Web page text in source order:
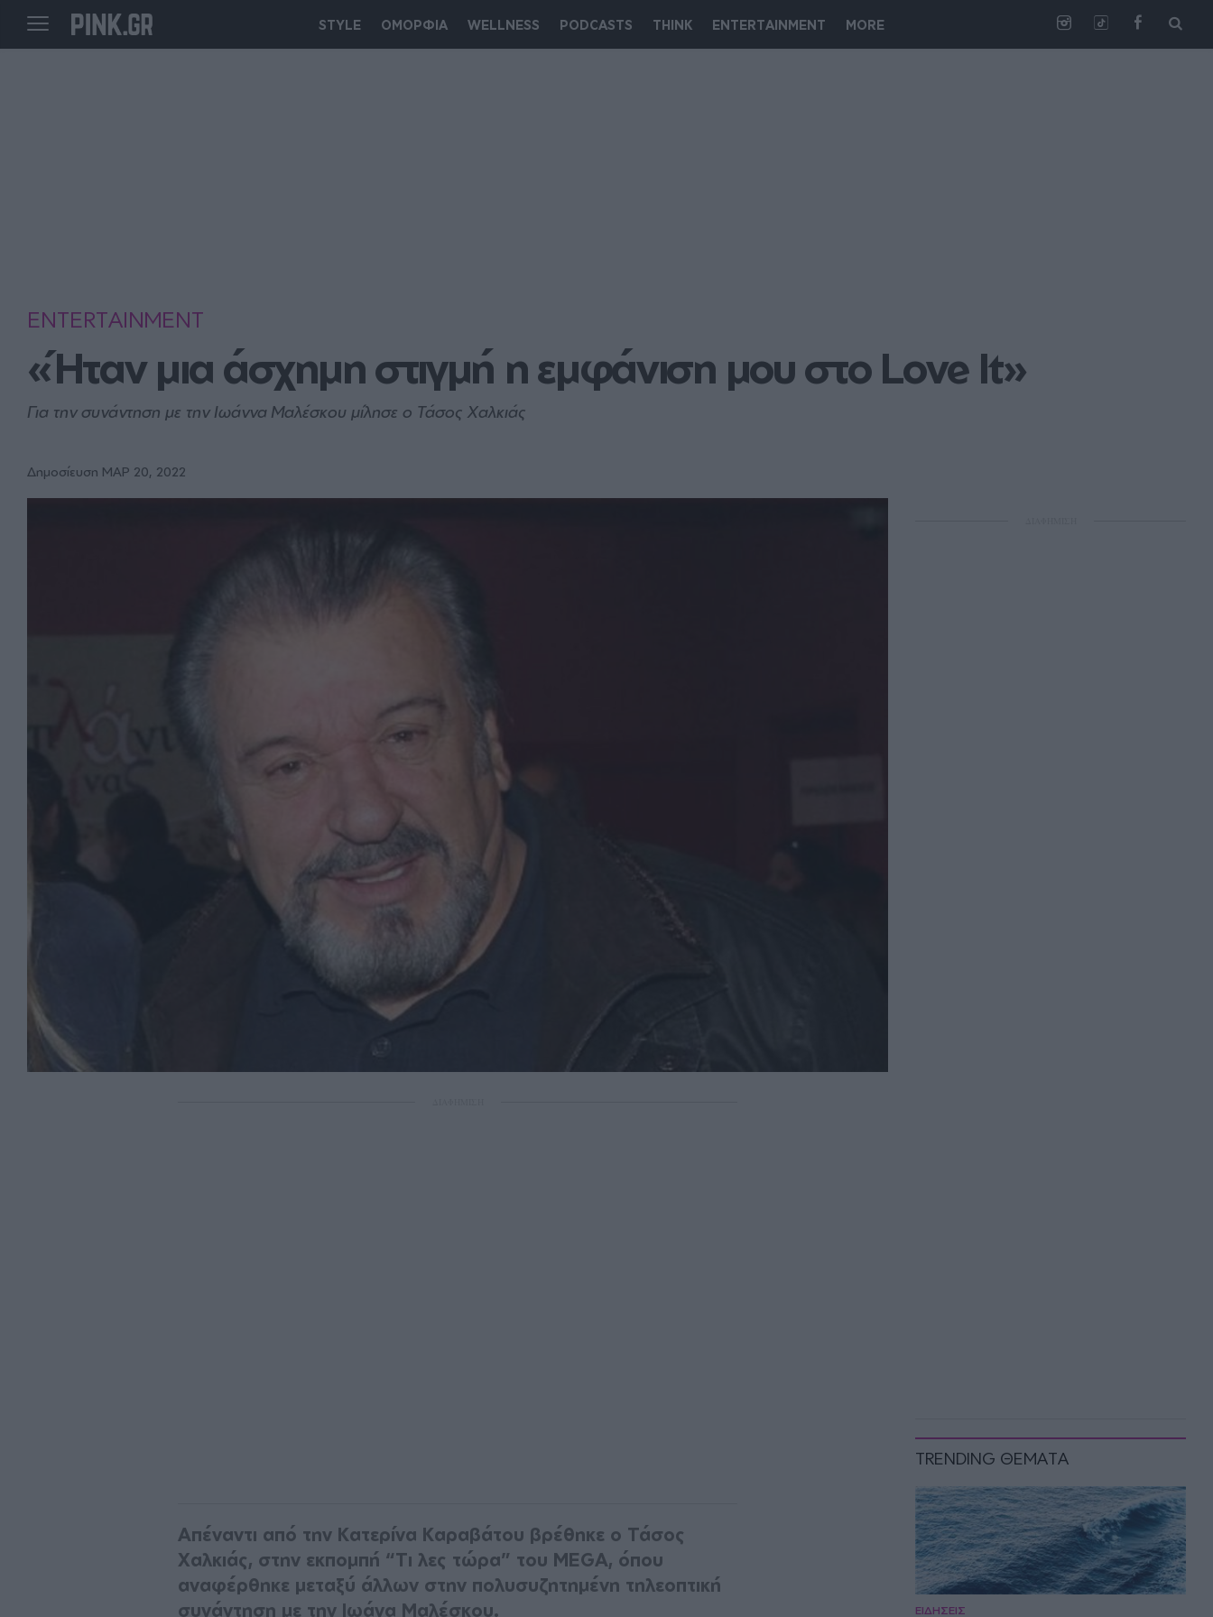
STYLE ΟΜΟΡΦΙΑ WELLNESS PODCASTS THINK ENTERTAINMENT MORE
ENTERTAINMENT
«Ήταν μια άσχημη στιγμή η εμφάνιση μου στο Love It»
Για την συνάντηση με την Ιωάννα Μαλέσκου μίλησε ο Τάσος Χαλκιάς
Δημοσίευση ΜΑΡ 20, 2022
TRENDING ΘΕΜΑΤΑ
ΕΙΔΗΣΕΙΣ
Απέναντι από την Κατερίνα Καραβάτου βρέθηκε ο Τάσος
Χαλκιάς, στην εκπομπή “Τι λες τώρα” του MEGA, όπου
αναφέρθηκε μεταξύ άλλων στην πολυσυζητημένη τηλεοπτική
συνάντηση με την Ιωάνα Μαλέσκου.